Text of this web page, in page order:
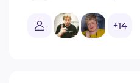
+14